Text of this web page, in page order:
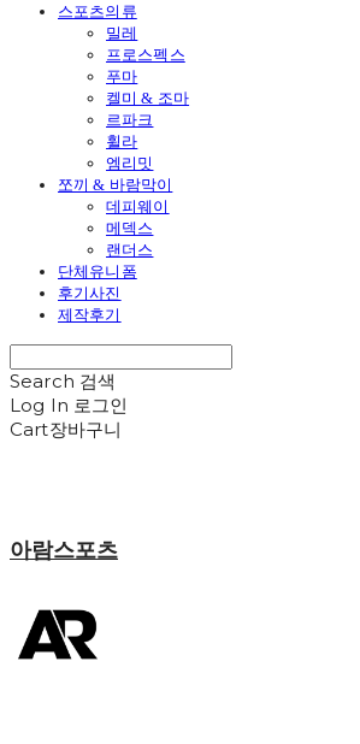
스포츠의류
밀레
프로스펙스
푸마
켈미 & 조마
르파크
휠라
엠리밋
쪼끼 & 바람막이
데피웨이
메덱스
랜더스
단체유니폼
후기사진
제작후기
Search 검색
Log In 로그인
Cart장바구니
아람스포츠